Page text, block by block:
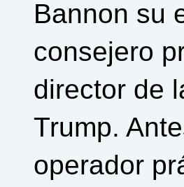
Bannon su
consejero
director de
Trump.
operador